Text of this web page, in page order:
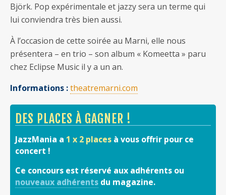
Björk. Pop expérimentale et jazzy sera un terme qui
lui conviendra très bien aussi.
À l’occasion de cette soirée au Marni, elle nous
présentera – en trio – son album « Komeetta » paru
chez Eclipse Music il y a un an.
Informations :theatremarni.com
DES PLACES À GAGNER !
JazzMania a 1 x 2 places à vous offrir pour ce
concert !
Ce concours est réservé aux adhérents ou
nouveaux adhérents du magazine.